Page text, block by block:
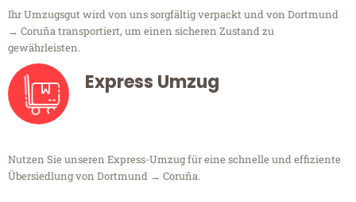
Ihr Umzugsgut wird von uns sorgfältig verpackt und von Dortmund
→ Coruña transportiert, um einen sicheren Zustand zu
gewährleisten.
Express Umzug
Nutzen Sie unseren Express-Umzug für eine schnelle und effiziente
Übersiedlung von Dortmund → Coruña.